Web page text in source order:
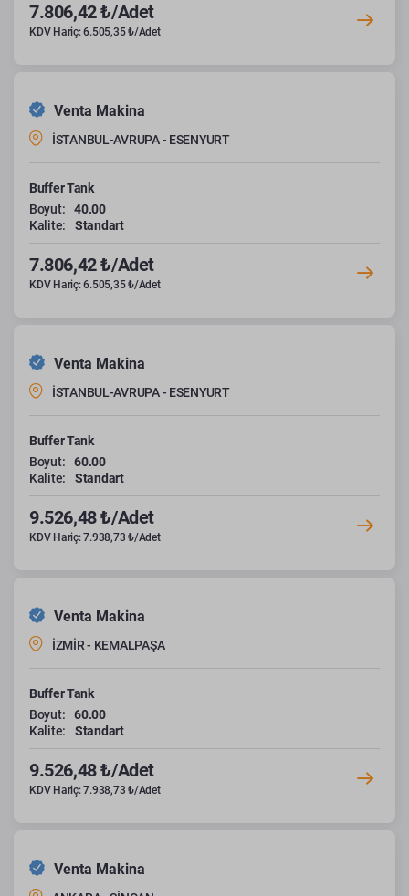
7.806,42 ₺/Adet
KDV Hariç: 6.505,35 ₺/Adet
Venta Makina
İSTANBUL-AVRUPA - ESENYURT
Buffer Tank
Boyut:
40.00
Kalite:
Standart
7.806,42 ₺/Adet
KDV Hariç: 6.505,35 ₺/Adet
Venta Makina
İSTANBUL-AVRUPA - ESENYURT
Buffer Tank
Boyut:
60.00
Kalite:
Standart
9.526,48 ₺/Adet
KDV Hariç: 7.938,73 ₺/Adet
Venta Makina
İZMİR - KEMALPAŞA
Buffer Tank
Boyut:
60.00
Kalite:
Standart
9.526,48 ₺/Adet
KDV Hariç: 7.938,73 ₺/Adet
Venta Makina